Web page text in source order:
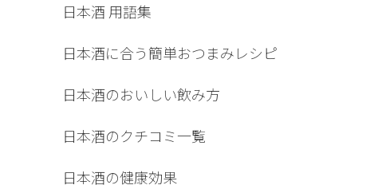
日本酒 用語集
日本酒に合う簡単おつまみレシピ
日本酒のおいしい飲み方
日本酒のクチコミ一覧
日本酒の健康効果